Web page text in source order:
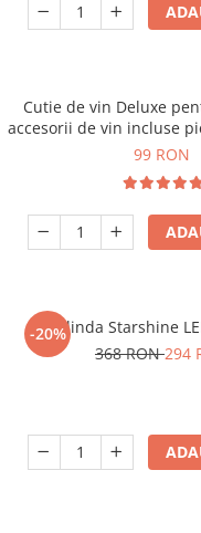
Cutie de vin Deluxe
accesorii de vin incluse
crocodil
99 RON
-20%
Oglinda Starshine
368 RON294